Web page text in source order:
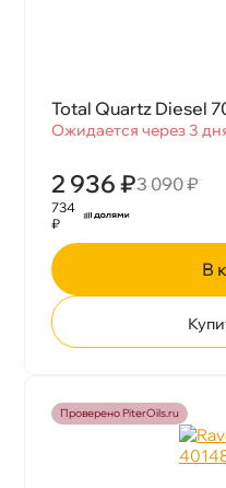
Total Quartz Diesel
Ожидается через 3
2 936 ₽3 090 ₽
734
₽
Проверено PiterOils.ru